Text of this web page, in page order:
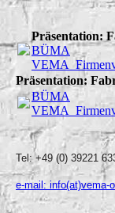
Präsentation:
BÜMA
Präsentation:
BÜMA
Tel: +49 (0) 39221
e-mail: info(at)vema-